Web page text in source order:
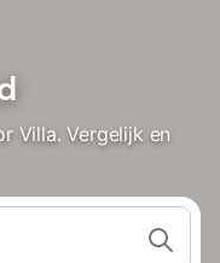
Villa. Vergelijk en